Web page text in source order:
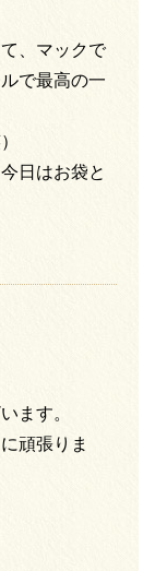
、マックで
で最高の一
日はお袋と
ます。
頑張りま